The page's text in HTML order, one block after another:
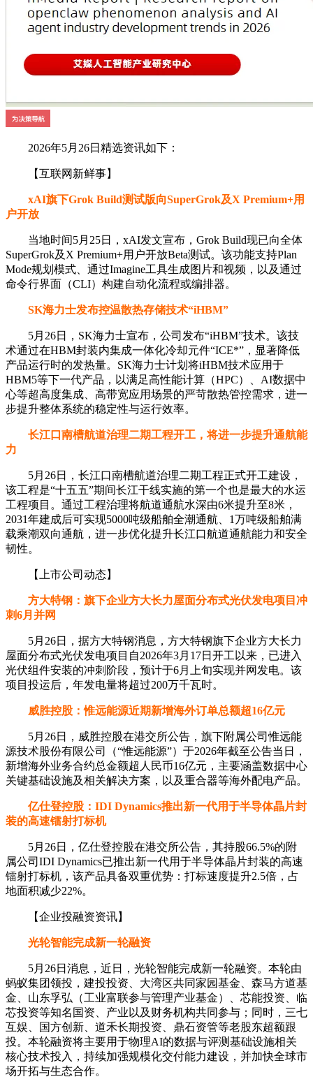
2026年5月26日精选资讯如下：
【互联网新鲜事】
xAI旗下Grok Build测试版向SuperGrok及X Premium+用
户开放
当地时间5月25日，xAI发文宣布，Grok Build现已向全体
SuperGrok及X Premium+用户开放Beta测试。该功能支持Plan
Mode规划模式、通过Imagine工具生成图片和视频，以及通过
命令行界面（CLI）构建自动化流程或编排器。
SK海力士发布控温散热存储技术“iHBM”
5月26日，SK海力士宣布，公司发布“iHBM”技术。该技
术通过在HBM封装内集成一体化冷却元件“ICE*”，显著降低
产品运行时的发热量。SK海力士计划将iHBM技术应用于
HBM5等下一代产品，以满足高性能计算（HPC）、AI数据中
心等超高度集成、高带宽应用场景的严苛散热管控需求，进一
步提升整体系统的稳定性与运行效率。
长江口南槽航道治理二期工程开工，将进一步提升通航能
力
5月26日，长江口南槽航道治理二期工程正式开工建设，
该工程是“十五五”期间长江干线实施的第一个也是最大的水运
工程项目。通过工程治理将航道通航水深由6米提升至8米，
2031年建成后可实现5000吨级船舶全潮通航、1万吨级船舶满
载乘潮双向通航，进一步优化提升长江口航道通航能力和安全
韧性。
【上市公司动态】
方大特钢：旗下企业方大长力屋面分布式光伏发电项目冲
刺6月并网
5月26日，据方大特钢消息，方大特钢旗下企业方大长力
屋面分布式光伏发电项目自2026年3月17日开工以来，已进入
光伏组件安装的冲刺阶段，预计于6月上旬实现并网发电。该
项目投运后，年发电量将超过200万千瓦时。
威胜控股：惟远能源近期新增海外订单总额超16亿元
5月26日，威胜控股在港交所公告，旗下附属公司惟远能
源技术股份有限公司（“惟远能源”）于2026年截至公告当日，
新增海外业务合约总金额超人民币16亿元，主要涵盖数据中心
关键基础设施及相关解决方案，以及重合器等海外配电产品。
亿仕登控股：IDI Dynamics推出新一代用于半导体晶片封
装的高速镭射打标机
5月26日，亿仕登控股在港交所公告，其持股66.5%的附
属公司IDI Dynamics已推出新一代用于半导体晶片封装的高速
镭射打标机，该产品具备双重优势：打标速度提升2.5倍，占
地面积减少22%。
【企业投融资资讯】
光轮智能完成新一轮融资
5月26日消息，近日，光轮智能完成新一轮融资。本轮由
蚂蚁集团领投，建投投资、大湾区共同家园基金、森马方道基
金、山东孚弘（工业富联参与管理产业基金）、芯能投资、临
芯投资等知名国资、产业以及财务机构共同参与；同时，三七
互娱、国方创新、道禾长期投资、鼎石资管等老股东超额跟
投。本轮融资将主要用于物理AI的数据与评测基础设施相关
核心技术投入，持续加强规模化交付能力建设，并加快全球市
场开拓与生态合作。